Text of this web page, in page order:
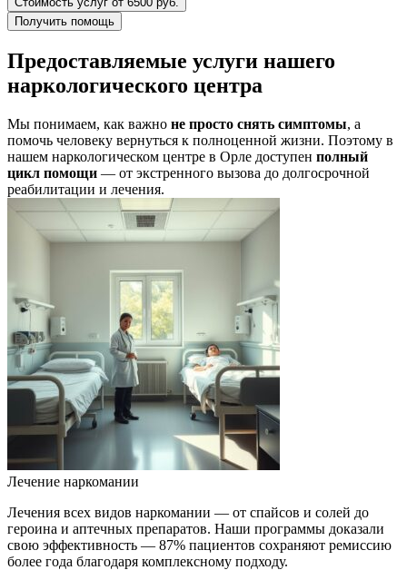
Получить помощь
Предоставляемые услуги нашего
наркологического центра
Мы понимаем, как важно не просто снять симптомы, а
помочь человеку вернуться к полноценной жизни. Поэтому в
нашем наркологическом центре в Орле доступен полный
цикл помощи — от экстренного вызова до долгосрочной
реабилитации и лечения.
Лечение наркомании
Лечения всех видов наркомании — от спайсов и солей до
героина и аптечных препаратов. Наши программы доказали
свою эффективность — 87% пациентов сохраняют ремиссию
более года благодаря комплексному подходу.